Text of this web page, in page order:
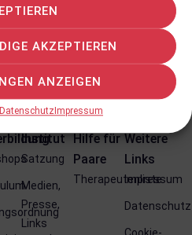
AKZEPTIEREN
ANZEIGEN
Datenschutz Impressum
Institut
Satzung
Medien,
Presse,
Links
Hilfe für
Paare
Therapeutenliste
Weitere
Links
Impressum
Datenschutz
Cookie-